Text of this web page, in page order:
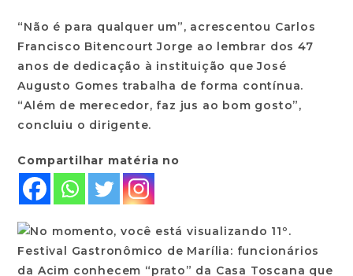
“Não é para qualquer um”, acrescentou Carlos
Francisco Bitencourt Jorge ao lembrar dos 47
anos de dedicação à instituição que José
Augusto Gomes trabalha de forma contínua.
“Além de merecedor, faz jus ao bom gosto”,
concluiu o dirigente.
Compartilhar matéria no